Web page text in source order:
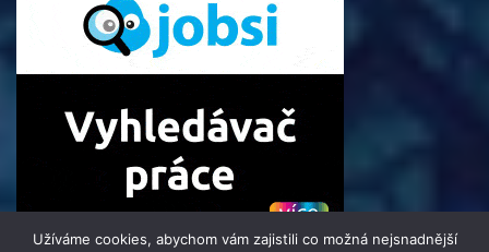
Užíváme cookies, abychom vám zajistili co možná nejsnadnější